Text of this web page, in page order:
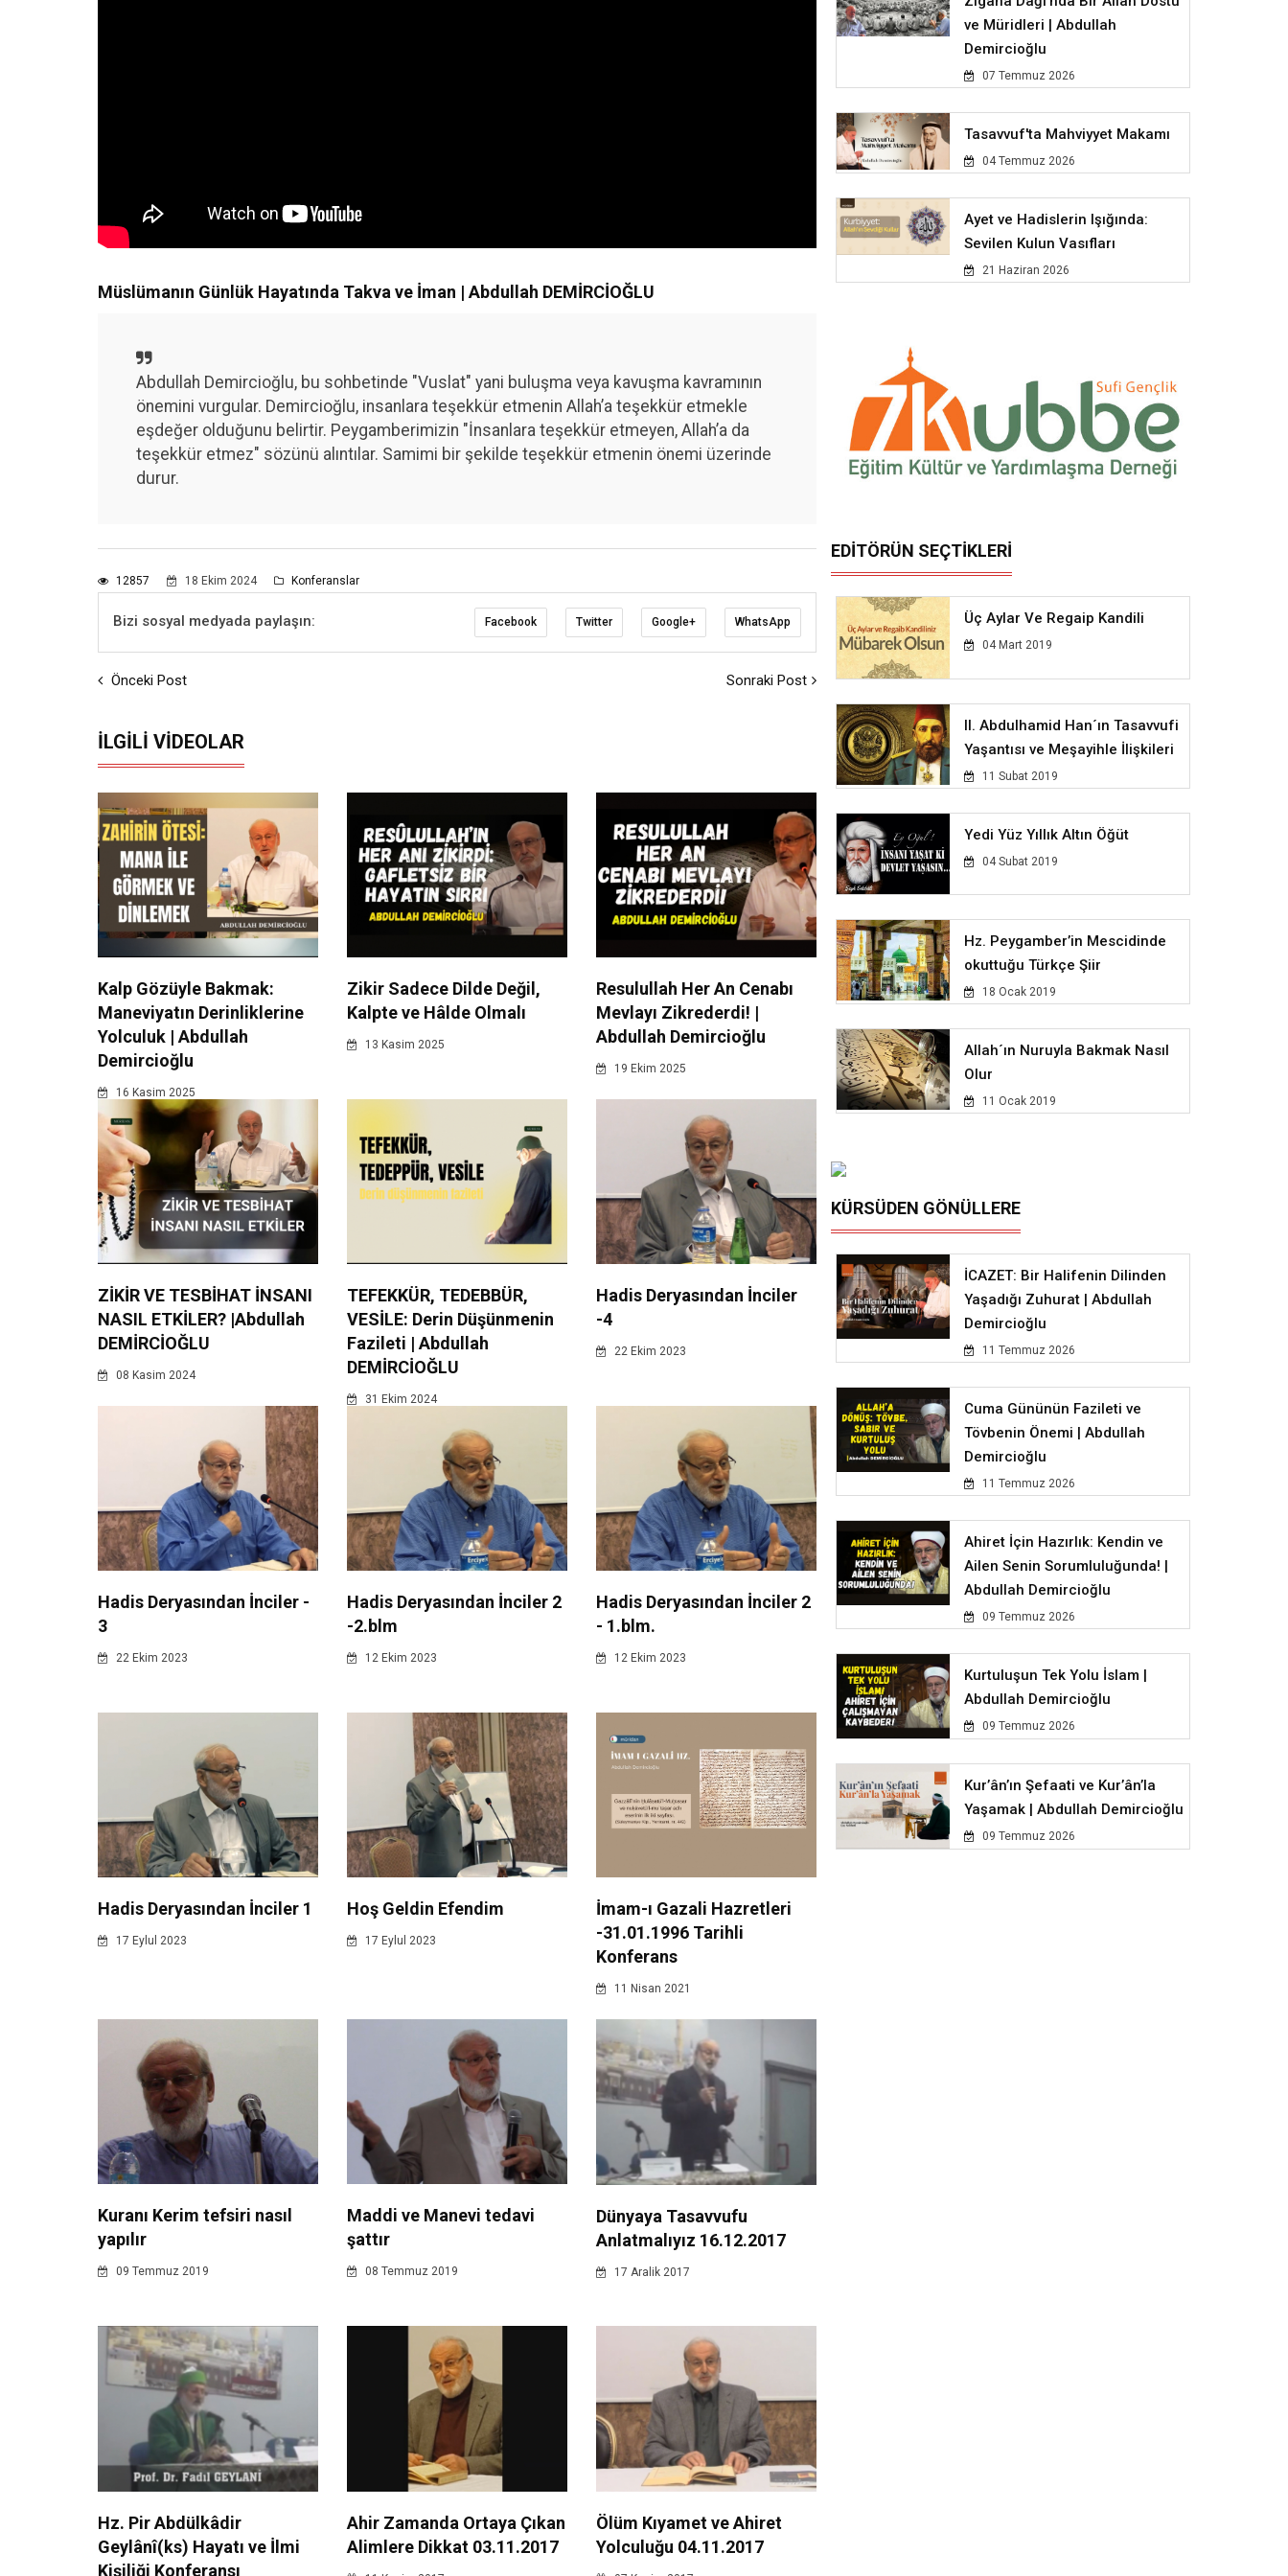
Müslümanın Günlük Hayatında Takva ve İman | Abdullah DEMİRCİOĞLU
Abdullah Demircioğlu, bu sohbetinde "Vuslat" yani buluşma veya kavuşma kavramının
önemini vurgular. Demircioğlu, insanlara teşekkür etmenin Allah’a teşekkür etmekle
eşdeğer olduğunu belirtir. Peygamberimizin "İnsanlara teşekkür etmeyen, Allah’a da
teşekkür etmez" sözünü alıntılar. Samimi bir şekilde teşekkür etmenin önemi üzerinde
durur.
12857 18 Ekim 2024 Konferanslar
Bizi sosyal medyada paylaşın: Facebook Twitter Google+ WhatsApp
Önceki Post Sonraki Post
İLGILI VIDEOLAR
Kalp Gözüyle Bakmak:
Maneviyatın Derinliklerine
Yolculuk | Abdullah
Demircioğlu
16 Kasim 2025
Zikir Sadece Dilde Değil,
Kalpte ve Hâlde Olmalı
13 Kasim 2025
Resulullah Her An Cenabı
Mevlayı Zikrederdi! |
Abdullah Demircioğlu
19 Ekim 2025
ZİKİR VE TESBİHAT İNSANI
NASIL ETKİLER? |Abdullah
DEMİRCİOĞLU
08 Kasim 2024
TEFEKKÜR, TEDEBBÜR,
VESİLE: Derin Düşünmenin
Fazileti | Abdullah
DEMİRCİOĞLU
31 Ekim 2024
Hadis Deryasından İnciler
-4
22 Ekim 2023
Hadis Deryasından İnciler -
3
22 Ekim 2023
Hadis Deryasından İnciler 2
-2.blm
12 Ekim 2023
Hadis Deryasından İnciler 2
- 1.blm.
12 Ekim 2023
Hadis Deryasından İnciler 1
17 Eylul 2023
Hoş Geldin Efendim
17 Eylul 2023
İmam-ı Gazali Hazretleri
-31.01.1996 Tarihli
Konferans
11 Nisan 2021
Kuranı Kerim tefsiri nasıl
yapılır
09 Temmuz 2019
Maddi ve Manevi tedavi
şattır
08 Temmuz 2019
Dünyaya Tasavvufu
Anlatmalıyız 16.12.2017
17 Aralik 2017
Hz. Pir Abdülkâdir
Geylânî(ks) Hayatı ve İlmi
Kişiliği Konferansı
Ahir Zamanda Ortaya Çıkan
Alimlere Dikkat 03.11.2017
Ölüm Kıyamet ve Ahiret
Yolculuğu 04.11.2017
ve Müridleri | Abdullah
Demircioğlu
07 Temmuz 2026
Tasavvuf'ta Mahviyyet Makamı
04 Temmuz 2026
Ayet ve Hadislerin Işığında:
Sevilen Kulun Vasıfları
21 Haziran 2026
EDİTÖRÜN SEÇTİKLERİ
Üç Aylar Ve Regaip Kandili
04 Mart 2019
II. Abdulhamid Han´ın Tasavvufi
Yaşantısı ve Meşayihle İlişkileri
11 Subat 2019
Yedi Yüz Yıllık Altın Öğüt
04 Subat 2019
Hz. Peygamber’in Mescidinde
okuttuğu Türkçe Şiir
18 Ocak 2019
Allah´ın Nuruyla Bakmak Nasıl
Olur
11 Ocak 2019
KÜRSÜDEN GÖNÜLLERE
İCAZET: Bir Halifenin Dilinden
Yaşadığı Zuhurat | Abdullah
Demircioğlu
11 Temmuz 2026
Cuma Gününün Fazileti ve
Tövbenin Önemi | Abdullah
Demircioğlu
11 Temmuz 2026
Ahiret İçin Hazırlık: Kendin ve
Ailen Senin Sorumluluğunda! |
Abdullah Demircioğlu
09 Temmuz 2026
Kurtuluşun Tek Yolu İslam |
Abdullah Demircioğlu
09 Temmuz 2026
Kur’ân’ın Şefaati ve Kur’ân’la
Yaşamak | Abdullah Demircioğlu
09 Temmuz 2026